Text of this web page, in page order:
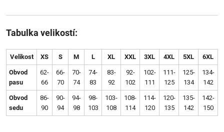
Tabulka velikostí:
Velikost XS S M L XL XXL 3XL 4XL 5XL 6XL
Obvod
pasu
62-
66
66-
70
70-
74
74-
83
83-
92
92-
102
102-
111
111-
125
125-
134
134-
142
Obvod
sedu
86-
90
90-
94
94-
98
98-
103
103-
108
108-
114
114-
120
120-
135
135-
142
142-
150